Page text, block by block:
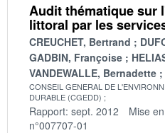
Audit thématique sur
littoral par les
CREUCHET, Bertrand
GADBIN, Françoise
VANDEWALLE, Bernadette
CONSEIL GENERAL DE
DURABLE (CGEDD)
Rapport: sept. 2012 Mise
n°007707-01